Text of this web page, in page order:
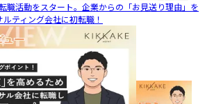
職活動をスタート。企業からの「お見送り理由」を
ティング会社に初転職！